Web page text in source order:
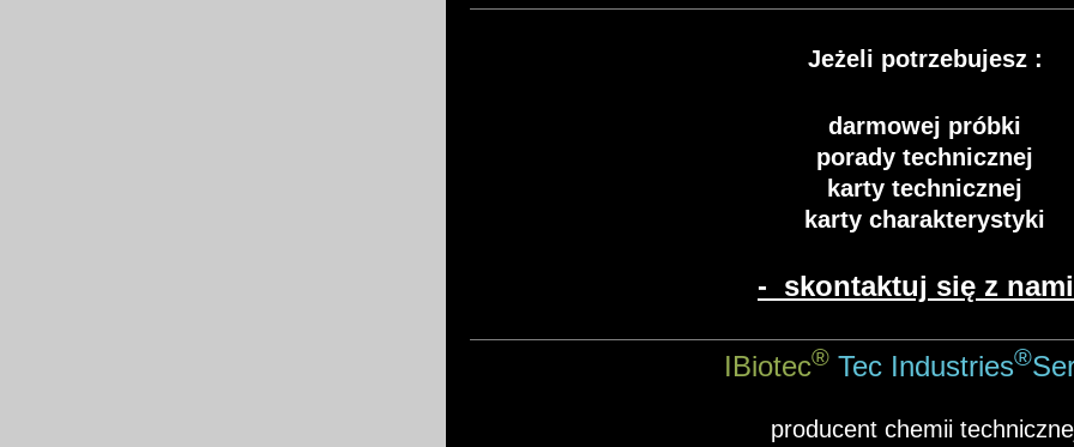
Jeżeli potrzebujesz :
darmowej próbki
porady technicznej
karty technicznej
karty charakterystyki
- skontaktuj się z nami
IBiotec®Tec Industries®
producent chemii